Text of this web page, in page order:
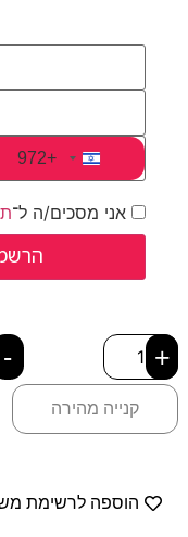
Israel +972
+972
אני מסכים/ה ל־
- +
קנייה מהירה
הוספה לרשימת